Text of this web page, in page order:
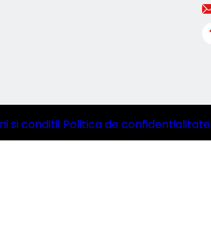
si conditii Politica de confidentialitate